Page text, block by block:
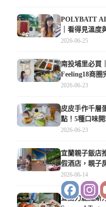
POLYBATT
｜看得見溫度
10000mAh 行
2026-06-25
南投埔里必買
Feeling18商圈
樣逛
2026-06-23
皮皮手作千層
點！5種口味
的台北隱藏版
2026-06-23
宜蘭親子飯店
假酒店，親子
俱樂部超適合
2026-06-14
宜蘭力麗威斯